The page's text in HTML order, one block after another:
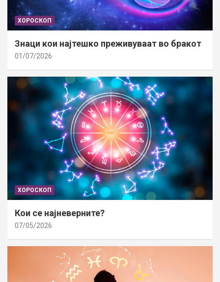
ХОРОСКОП
Знаци кои најтешко преживуваат во бракот
01/07/2026
ХОРОСКОП
Кои се најневерните?
07/05/2026